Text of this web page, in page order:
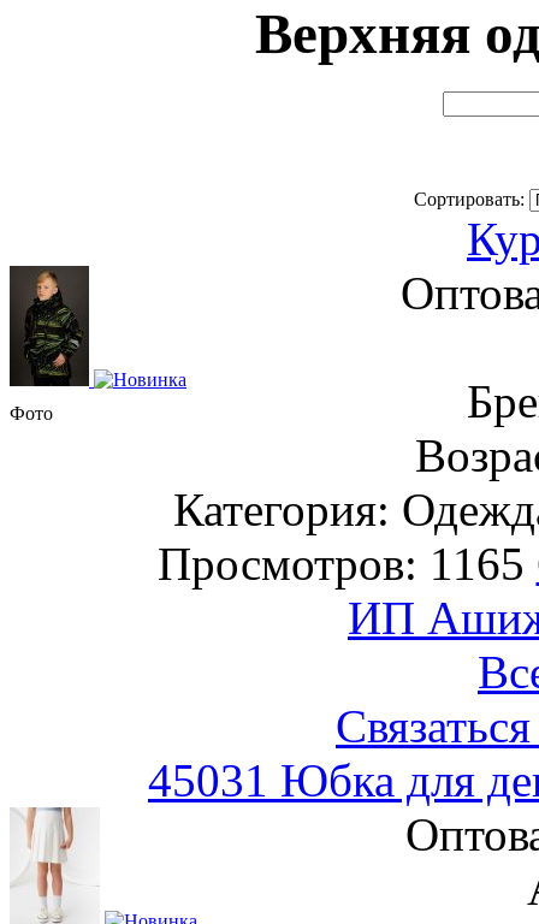
Верхняя
Сортировать:
Фото
Категория:
Просмотров: 1165
ИП
45031 Юбка для